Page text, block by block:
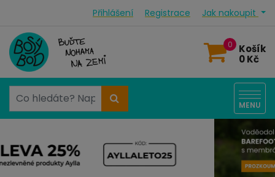
Přihlášení Registrace Jak nakoupit
0
Košík
0 Kč
MENU